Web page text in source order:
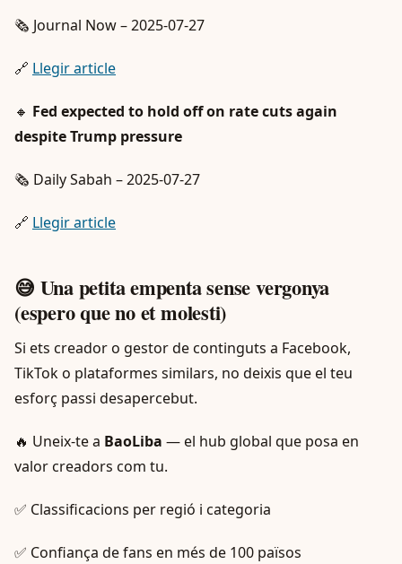
🗞️ Journal Now – 2025-07-27
🔗 Llegir article
🔸 Fed expected to hold off on rate cuts again
despite Trump pressure
🗞️ Daily Sabah – 2025-07-27
🔗 Llegir article
😅 Una petita empenta sense vergonya
(espero que no et molesti)
Si ets creador o gestor de continguts a Facebook,
TikTok o plataformes similars, no deixis que el teu
esforç passi desapercebut.
🔥 Uneix-te a BaoLiba — el hub global que posa en
valor creadors com tu.
✅ Classificacions per regió i categoria
✅ Confiança de fans en més de 100 països